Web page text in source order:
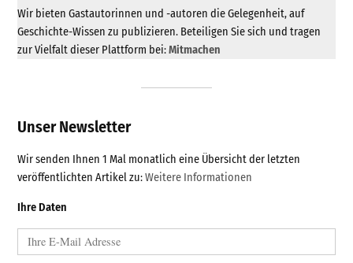
Wir bieten Gastautorinnen und -autoren die Gelegenheit, auf
Geschichte-Wissen zu publizieren. Beteiligen Sie sich und tragen
zur Vielfalt dieser Plattform bei:Mitmachen
Unser Newsletter
Wir senden Ihnen 1 Mal monatlich eine Übersicht der letzten
veröffentlichten Artikel zu:Weitere Informationen
Ihre Daten